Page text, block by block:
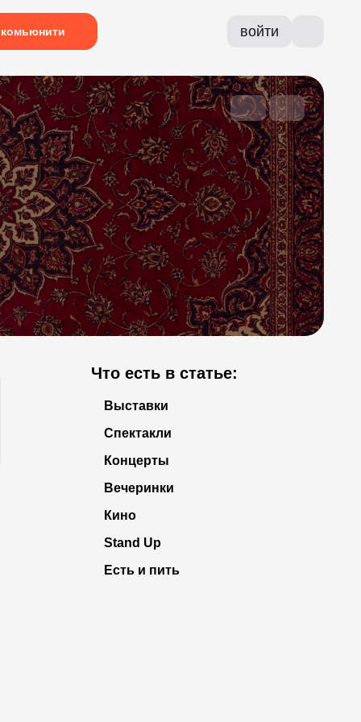
комьюнити войти
Что есть в статье:
Выставки
Спектакли
Концерты
Вечеринки
Кино
Stand Up
Есть и пить